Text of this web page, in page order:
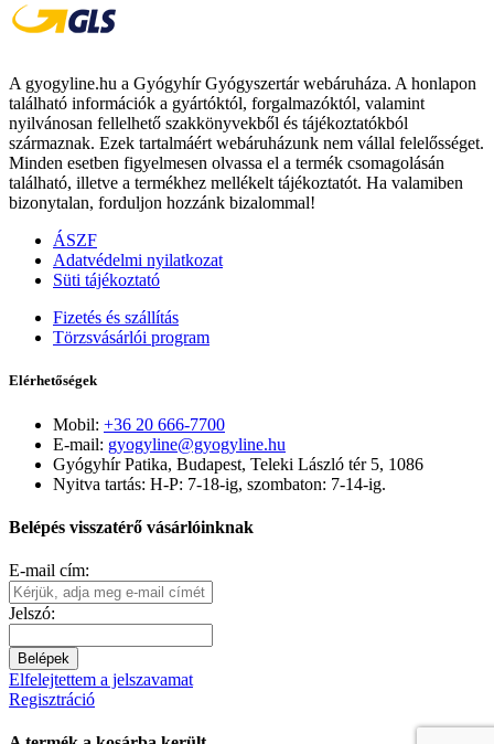
A gyogyline.hu a Gyógyhír Gyógyszertár webáruháza. A honlapon
található információk a gyártóktól, forgalmazóktól, valamint
nyilvánosan fellelhető szakkönyvekből és tájékoztatókból
származnak. Ezek tartalmáért webáruházunk nem vállal felelősséget.
Minden esetben figyelmesen olvassa el a termék csomagolásán
található, illetve a termékhez mellékelt tájékoztatót. Ha valamiben
bizonytalan, forduljon hozzánk bizalommal!
ÁSZF
Adatvédelmi nyilatkozat
Süti tájékoztató
Fizetés és szállítás
Törzsvásárlói program
Elérhetőségek
Mobil: +36 20 666-7700
E-mail: gyogyline@gyogyline.hu
Gyógyhír Patika, Budapest, Teleki László tér 5, 1086
Nyitva tartás: H-P: 7-18-ig, szombaton: 7-14-ig.
Belépés visszatérő vásárlóinknak
E-mail cím:
Jelszó:
Belépek
Elfelejtettem a jelszavamat
Regisztráció